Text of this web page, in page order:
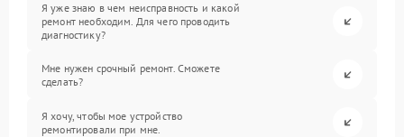
Я уже знаю в чем неисправность и какой
ремонт необходим. Для чего проводить
диагностику?
Мне нужен срочный ремонт. Сможете
сделать?
Я хочу, чтобы мое устройство
ремонтировали при мне.